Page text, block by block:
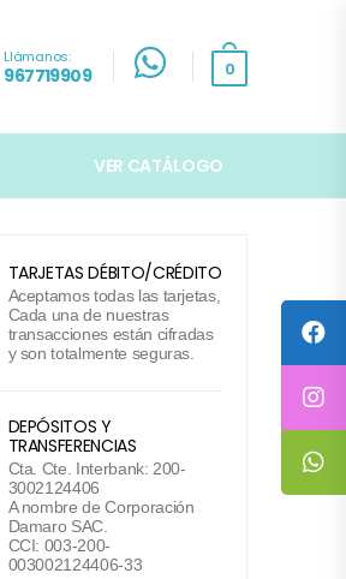
Llámanos:
967719909 0
VER CATÁLOGO
TARJETAS DÉBITO/CRÉDITO
Aceptamos todas las tarjetas,
Cada una de nuestras
transacciones están cifradas
y son totalmente seguras.
DEPÓSITOS Y
TRANSFERENCIAS
Cta. Cte. Interbank: 200-
3002124406
A nombre de Corporación
Damaro SAC.
CCI: 003-200-
003002124406-33